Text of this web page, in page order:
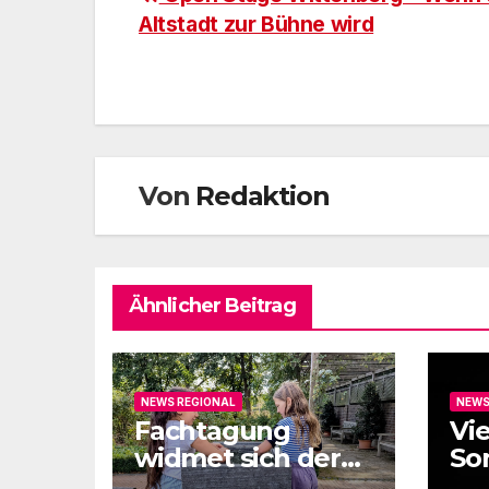
Altstadt zur Bühne wird
Von Redaktion
Ähnlicher Beitrag
NEWS REGIONAL
Fachtagung
widmet sich der